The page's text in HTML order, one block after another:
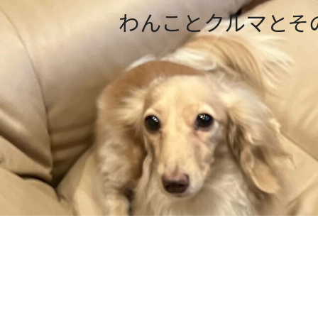
わんことクルマとそ